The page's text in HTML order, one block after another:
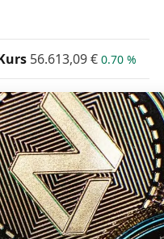
56.613,09€ 0.70 %